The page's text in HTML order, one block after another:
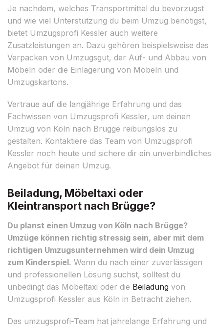
Je nachdem, welches Transportmittel du bevorzugst
und wie viel Unterstützung du beim Umzug benötigst,
bietet Umzugsprofi Kessler auch weitere
Zusatzleistungen an. Dazu gehören beispielsweise das
Verpacken von Umzugsgut, der Auf- und Abbau von
Möbeln oder die Einlagerung von Möbeln und
Umzugskartons.
Vertraue auf die langjährige Erfahrung und das
Fachwissen von Umzugsprofi Kessler, um deinen
Umzug von Köln nach Brügge reibungslos zu
gestalten. Kontaktiere das Team von Umzugsprofi
Kessler noch heute und sichere dir ein unverbindliches
Angebot für deinen Umzug.
Beiladung, Möbeltaxi oder
Kleintransport nach Brügge?
Du planst einen Umzug von Köln nach Brügge?
Umzüge können richtig stressig sein, aber mit dem
richtigen Umzugsunternehmen wird dein Umzug
zum Kinderspiel. Wenn du nach einer zuverlässigen
und professionellen Lösung suchst, solltest du
unbedingt das Möbeltaxi oder die Beiladung von
Umzugsprofi Kessler aus Köln in Betracht ziehen.
Das umzugsprofi-Team hat jahrelange Erfahrung und